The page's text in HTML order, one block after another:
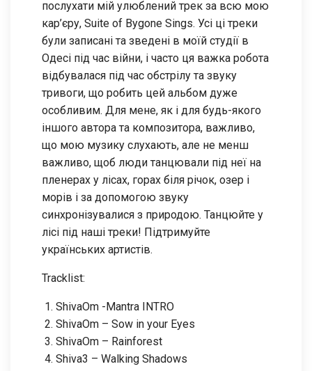
послухати мій улюблений трек за всю мою
кар’єру, Suite of Bygone Sings. Усі ці треки
були записані та зведені в моїй студії в
Одесі під час війни, і часто ця важка робота
відбувалася під час обстрілу та звуку
тривоги, що робить цей альбом дуже
особливим. Для мене, як і для будь-якого
іншого автора та композитора, важливо,
що мою музику слухають, але не менш
важливо, щоб люди танцювали під неї на
пленерах у лісах, горах біля річок, озер і
морів і за допомогою звуку
синхронізувалися з природою. Танцюйте у
лісі під наші треки! Підтримуйте
українських артистів.
Tracklist:
ShivaOm -Mantra INTRO
ShivaOm – Sow in your Eyes
ShivaOm – Rainforest
Shiva3 – Walking Shadows